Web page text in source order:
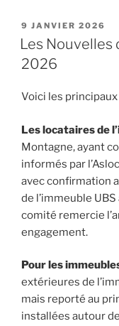
PUBLIÉ
LE
9 JANVIER 2026
Les Nouvelles
2026
Voici les
Les locatairesde
Montagne, ayant
informés par
avec confirmation
de l’immeuble
comité remercie
engagement.
Pour les
extérieures de
mais reporté au
installées autour